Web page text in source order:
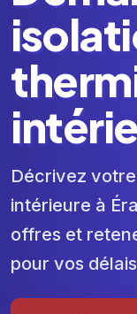
Décrivez
intérieure à
offres et
pour vos